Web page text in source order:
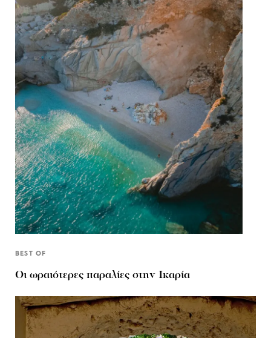
BEST OF
Οι ωραιότερες παραλίες στην Ικαρία